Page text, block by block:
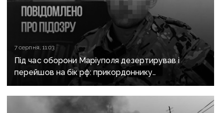
7 серпня, 11:03
Під час оборони Маріуполя дезертирував і
перейшов на бік рф: прикордоннику
з «Азовсталі» повідомили про підозру